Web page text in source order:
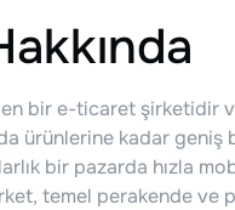
bir e-ticaret şirketidir
ürünlerine kadar
bir pazarda hızla
temel perakende